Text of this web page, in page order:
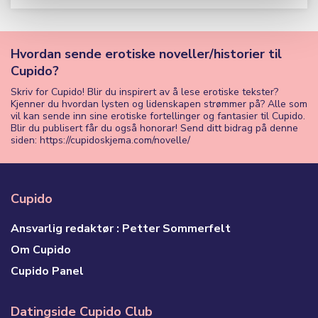
Hvordan sende erotiske noveller/historier til
Cupido?
Skriv for Cupido! Blir du inspirert av å lese erotiske tekster?
Kjenner du hvordan lysten og lidenskapen strømmer på? Alle som
vil kan sende inn sine erotiske fortellinger og fantasier til Cupido.
Blir du publisert får du også honorar! Send ditt bidrag på denne
siden: https://cupidoskjema.com/novelle/
Cupido
Ansvarlig redaktør : Petter Sommerfelt
Om Cupido
Cupido Panel
Datingside Cupido Club